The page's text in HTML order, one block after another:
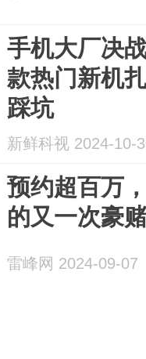
手机大厂决
款热门新机
踩坑
新鲜科视 2024-10-
预约超百万
的又一次豪
雷峰网 2024-09-07